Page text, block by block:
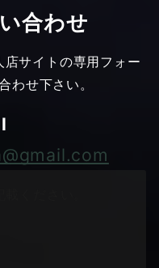
合わせ
サイトの専用フォー
わせ下さい。